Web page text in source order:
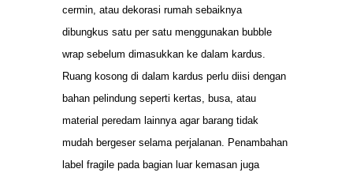
cermin, atau dekorasi rumah sebaiknya
dibungkus satu per satu menggunakan bubble
wrap sebelum dimasukkan ke dalam kardus.
Ruang kosong di dalam kardus perlu diisi dengan
bahan pelindung seperti kertas, busa, atau
material peredam lainnya agar barang tidak
mudah bergeser selama perjalanan. Penambahan
label fragile pada bagian luar kemasan juga